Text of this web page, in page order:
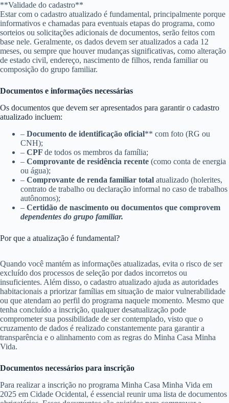
**Validade do cadastro**
Estar com o cadastro atualizado é fundamental, principalmente porque
informativos e chamadas para eventuais etapas do programa, como
sorteios ou solicitações adicionais de documentos, serão feitos com
base nele. Geralmente, os dados devem ser atualizados a cada 12
meses, ou sempre que houver mudanças significativas, como alteração
de estado civil, endereço, nascimento de filhos, renda familiar ou
composição do grupo familiar.
Documentos e informações necessárias
Os documentos que devem ser apresentados para garantir o cadastro
atualizado incluem:
– Documento de identificação oficial** com foto (RG ou
CNH);
– CPF de todos os membros da família;
– Comprovante de residência recente (como conta de energia
ou água);
– Comprovante de renda familiar total atualizado (holerites,
contrato de trabalho ou declaração informal no caso de trabalhos
autônomos);
– Certidão de nascimento ou documentos que comprovem
dependentes do grupo familiar.
Por que a atualização é fundamental?
Quando você mantém as informações atualizadas, evita o risco de ser
excluído dos processos de seleção por dados incorretos ou
insuficientes. Além disso, o cadastro atualizado ajuda as autoridades
habitacionais a priorizar famílias em situação de maior vulnerabilidade
ou que atendam ao perfil do programa naquele momento. Mesmo que
tenha concluído a inscrição, qualquer desatualização pode
comprometer sua possibilidade de ser contemplado, visto que o
cruzamento de dados é realizado constantemente para garantir a
transparência e o alinhamento com as regras do Minha Casa Minha
Vida.
Documentos necessários para inscrição
Para realizar a inscrição no programa Minha Casa Minha Vida em
2025 em Cidade Ocidental, é essencial reunir uma lista de documentos